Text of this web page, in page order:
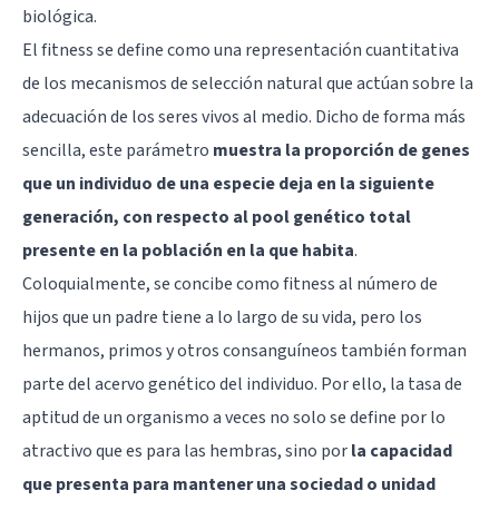
biológica.
El fitness se define como una representación cuantitativa
de los mecanismos de selección natural que actúan sobre la
adecuación de los seres vivos al medio. Dicho de forma más
sencilla, este parámetro muestra la proporción de genes
que un individuo de una especie deja en la siguiente
generación, con respecto al pool genético total
presente en la población en la que habita.
Coloquialmente, se concibe como fitness al número de
hijos que un padre tiene a lo largo de su vida, pero los
hermanos, primos y otros consanguíneos también forman
parte del acervo genético del individuo. Por ello, la tasa de
aptitud de un organismo a veces no solo se define por lo
atractivo que es para las hembras, sino porla capacidad
que presenta para mantener una sociedad o unidad